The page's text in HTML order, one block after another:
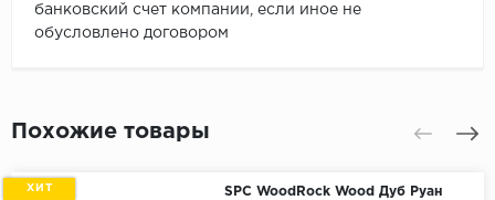
банковский счет компании, если иное не
обусловлено договором
Похожие товары
ХИТ SPC WoodRock Wood Дуб Руан